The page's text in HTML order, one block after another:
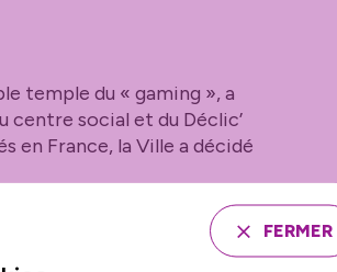
temple du « gaming », a
centre social et du Déclic’
en France, la Ville a décidé
FERMER